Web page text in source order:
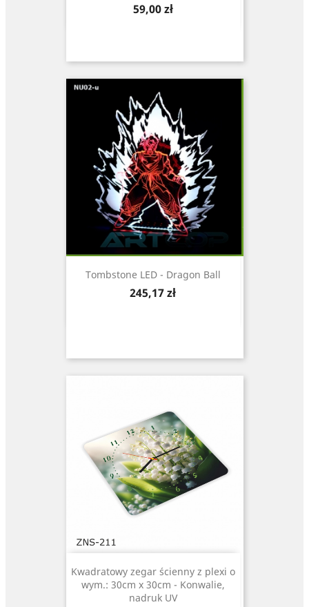
Cena
59,00 zł
Tombstone LED - Dragon Ball
Cena
245,17 zł
Kwadratowy zegar ścienny z plexi o
wym.: 30cm x 30cm - Konwalie,
nadruk UV